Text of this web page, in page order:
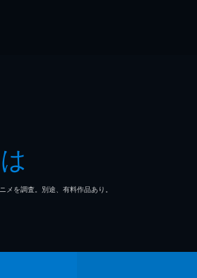
を調査。別途、有料作品あり。